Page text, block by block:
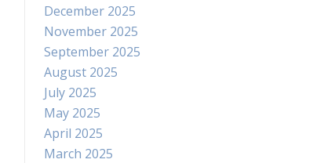
December 2025
November 2025
September 2025
August 2025
July 2025
May 2025
April 2025
March 2025